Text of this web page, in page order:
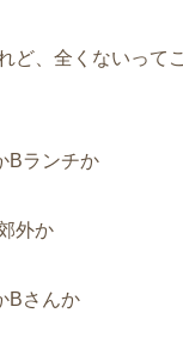
ど、全くないって
Bランチか
外か
Bさんか